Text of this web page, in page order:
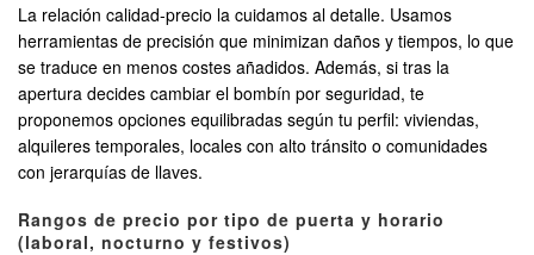
La relación calidad-precio la cuidamos al detalle. Usamos
herramientas de precisión que minimizan daños y tiempos, lo que
se traduce en menos costes añadidos. Además, si tras la
apertura decides cambiar el bombín por seguridad, te
proponemos opciones equilibradas según tu perfil: viviendas,
alquileres temporales, locales con alto tránsito o comunidades
con jerarquías de llaves.
Rangos de precio por tipo de puerta y horario
(laboral, nocturno y festivos)